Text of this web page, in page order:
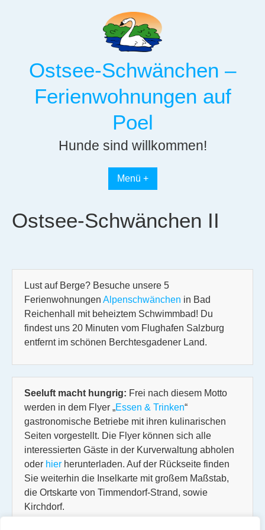
Ostsee-Schwänchen –
Ferienwohnungen auf
Poel
Hunde sind willkommen!
Menü +
Ostsee-Schwänchen II
Lust auf Berge? Besuche unsere 5
Ferienwohnungen Alpenschwänchen in Bad
Reichenhall mit beheiztem Schwimmbad! Du
findest uns 20 Minuten vom Flughafen Salzburg
entfernt im schönen Berchtesgadener Land.
Seeluft macht hungrig: Frei nach diesem Motto
werden in dem Flyer „Essen & Trinken“
gastronomische Betriebe mit ihren kulinarischen
Seiten vorgestellt. Die Flyer können sich alle
interessierten Gäste in der Kurverwaltung abholen
oder hier herunterladen. Auf der Rückseite finden
Sie weiterhin die Inselkarte mit großem Maßstab,
die Ortskarte von Timmendorf-Strand, sowie
Kirchdorf.